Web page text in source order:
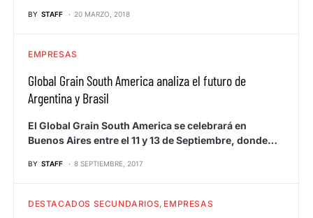
BY STAFF 20 MARZO, 2018
EMPRESAS
Global Grain South America analiza el futuro de
Argentina y Brasil
El Global Grain South America se celebrará en
Buenos Aires entre el 11 y 13 de Septiembre, donde…
BY STAFF 8 SEPTIEMBRE, 2017
DESTACADOS SECUNDARIOS EMPRESAS